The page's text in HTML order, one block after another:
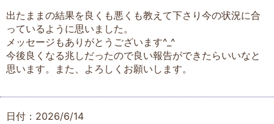
出たままの結果を良くも悪くも教えて下さり今の状況に合
っているように思いました。
メッセージもありがとうございます^_^
今後良くなる兆しだったので良い報告ができたらいいなと
思います。また、よろしくお願いします。
日付：2026/6/14